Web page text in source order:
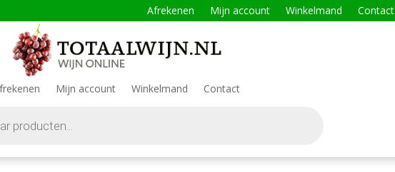
Afrekenen Mijn account Winkelmand Contact
Mijn account Winkelmand
Contact